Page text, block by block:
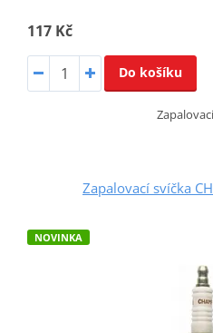
117 Kč
Do košíku
Zapalovací svíčka
NOVINKA